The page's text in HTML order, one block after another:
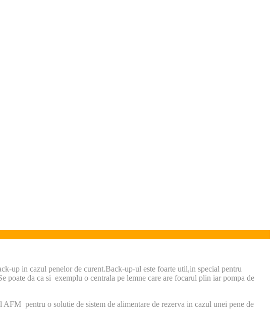
up in cazul penelor de curent.Back-up-ul este foarte util,in special pentru
poate da ca si exemplu o centrala pe lemne care are focarul plin iar pompa de
pentru o solutie de sistem de alimentare de rezerva in cazul unei pene de